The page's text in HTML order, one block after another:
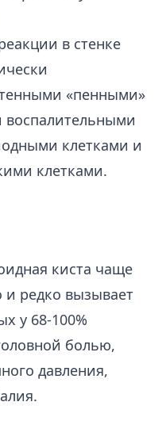
в стенке
«пенными»
воспалительными
клетками и
клетками.
киста чаще
и редко вызывает
у 68-100%
болью,
давления,